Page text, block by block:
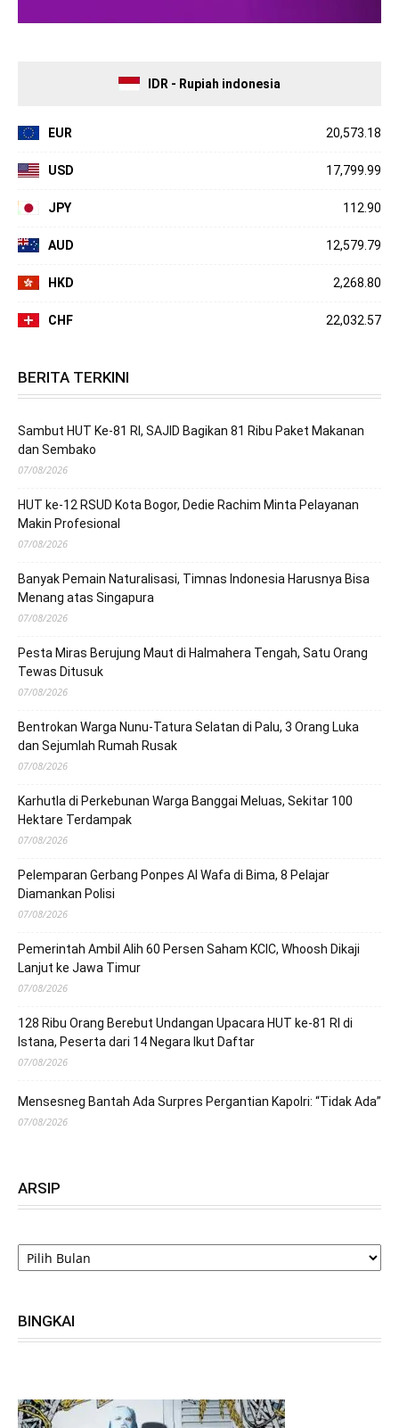
IDR - Rupiah indonesia
EUR 20,573.18
USD 17,799.99
JPY 112.90
AUD 12,579.79
HKD 2,268.80
CHF 22,032.57
BERITA TERKINI
Sambut HUT Ke-81 RI, SAJID Bagikan 81 Ribu Paket Makanan
dan Sembako
07/08/2026
HUT ke-12 RSUD Kota Bogor, Dedie Rachim Minta Pelayanan
Makin Profesional
07/08/2026
Banyak Pemain Naturalisasi, Timnas Indonesia Harusnya Bisa
Menang atas Singapura
07/08/2026
Pesta Miras Berujung Maut di Halmahera Tengah, Satu Orang
Tewas Ditusuk
07/08/2026
Bentrokan Warga Nunu-Tatura Selatan di Palu, 3 Orang Luka
dan Sejumlah Rumah Rusak
07/08/2026
Karhutla di Perkebunan Warga Banggai Meluas, Sekitar 100
Hektare Terdampak
07/08/2026
Pelemparan Gerbang Ponpes Al Wafa di Bima, 8 Pelajar
Diamankan Polisi
07/08/2026
Pemerintah Ambil Alih 60 Persen Saham KCIC, Whoosh Dikaji
Lanjut ke Jawa Timur
07/08/2026
128 Ribu Orang Berebut Undangan Upacara HUT ke-81 RI di
Istana, Peserta dari 14 Negara Ikut Daftar
07/08/2026
Mensesneg Bantah Ada Surpres Pergantian Kapolri: “Tidak Ada”
07/08/2026
ARSIP
ARSIP
BINGKAI